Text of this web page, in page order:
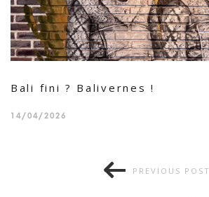
Bali fini ? Balivernes !
14/04/2026
PREVIOUS POST